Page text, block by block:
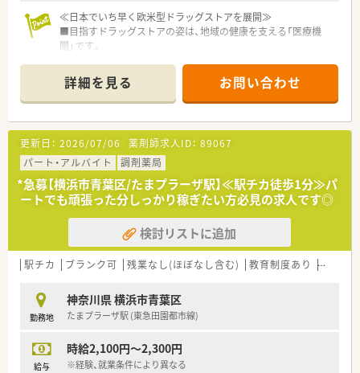
高い専門性が求められる特殊な調剤に対応できる専門医療機関
連携薬局も取得しています。
本社から業界動向などの情報が常に発信されており、患者様や医
療機関と信頼関係を築きやすい体制があるのも認定薬局が増え
ている理由の1つです。
★安心して働ける環境と福利厚生制度
年間休日が「126日相当時間」と業界トップクラスのさくら薬局
では産休・育休の希望取得率も100％！長く働き続けるための環
境づくりを考え、ライフステージに応じた福利厚生をご用意して
います。
また、患者さまへの想いをカタチにする「リトルチャレンジ制
度」では「現場主義」を念頭に、
地域・店舗ごとに異なる患者さまのニーズやスタッフの思いを実
現する取り組みも行っています。
入社後もひとりひとりの薬剤師像に近しい多彩なキャリアステ
ップをご用意しております。
こうした働きやすい環境づくりに力を入れている『さくら薬局グ
≪日本でいち早く欧米型ドラッグストアを展開≫
■目指すドラッグストアの姿は、地域の健康を支える「医療機
関」です。
ション」を推進しています。
■医療ヘルスケア商品（調剤＋OTC等）の売上割合は約50％で業
界トップクラス！
■調剤を核に、OTC・サプリメントなど、各分野で的確にアドバ
イスできる総合力が強みです。
■セルフメディケーションを推進することにより、医療費削減を
通じて社会にも貢献しています。
≪住友商事100％出資の安定した事業経営≫
■M&Aが積極的に行われるドラッグストア業界において盤石な
経営基盤は大きな強みです。
■総合商社として重要なヘルスケア分野に、戦略的かつ積極的な
先行投資をしています。
■住友商事の協力を受け、調剤オペレーションの自動化を導入し
■充実した様々な福利厚生と制度もあるため、長く安心して生活
を送ることができます。
■育児休暇なども法律以上の制度を用意し、子育てをしながら働
■未来を見据えて成長し、長く活躍し続けられる環境の中で新た
な一歩を踏み出せます。
詳細を見る お問い合わせ
更新日： 2026/07/06 薬剤師求人ID： 89067
パート・アルバイト
調剤薬局
*急募【横浜市青葉区/たまプラーザ駅】≪駅チカ徒歩1分≫パ
ートでも頑張った分しっかり稼ぎたい方必見の求人です◎
検討リストに追加
駅チカ ブランク可 残業なし(ほぼなし含む) 教育制度あり シフト
勤務地
神奈川県 横浜市青葉区
たまプラーザ駅 (東急田園都市線)
給与
時給2,100円～2,300円
※経験、就業条件により異なる